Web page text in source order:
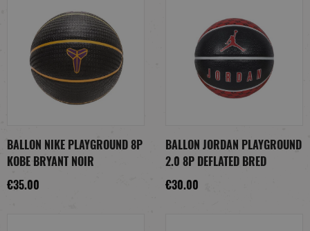
BALLON NIKE PLAYGROUND 8P
KOBE BRYANT NOIR
€35.00
BALLON JORDAN PLAYGROUND
2.0 8P DEFLATED BRED
€30.00